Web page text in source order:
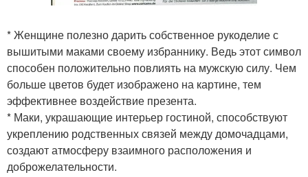
* Женщине полезно дарить собственное рукоделие с
вышитыми маками своему избраннику. Ведь этот символ
способен положительно повлиять на мужскую силу. Чем
больше цветов будет изображено на картине, тем
эффективнее воздействие презента.
* Маки, украшающие интерьер гостиной, способствуют
укреплению родственных связей между домочадцами,
создают атмосферу взаимного расположения и
доброжелательности.